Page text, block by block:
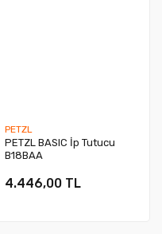
PETZL
PETZL BASIC İp Tutucu
B18BAA
4.446,00 TL